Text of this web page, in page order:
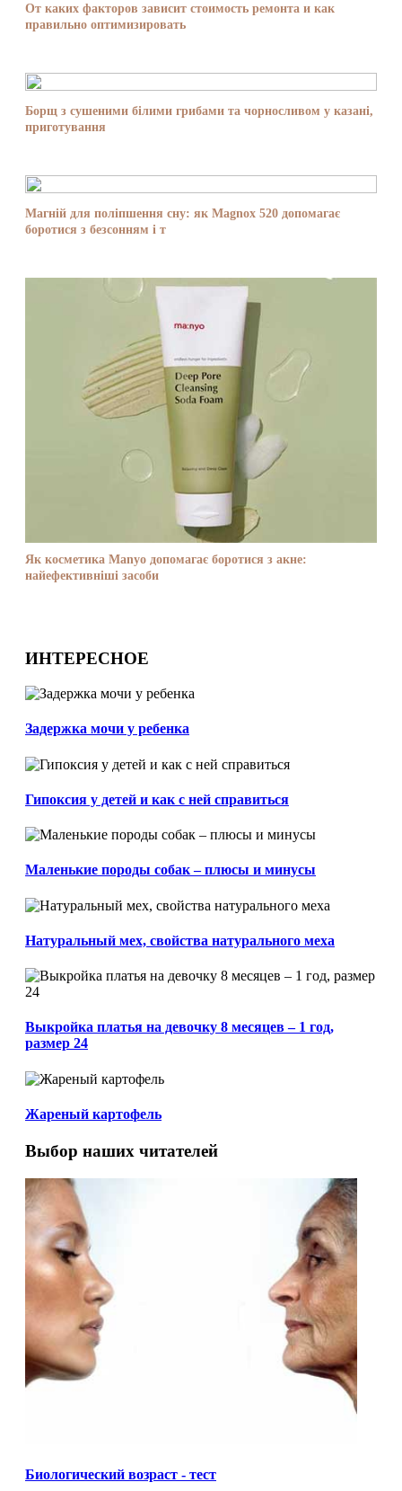
От каких факторов зависит стоимость ремонта и как
правильно оптимизировать
Борщ з сушеними білими грибами та чорносливом у казані,
приготування
Магній для поліпшення сну: як Magnox 520 допомагає
боротися з безсонням і т
Як косметика Manyo допомагає боротися з акне:
найефективніші засоби
ИНТЕРЕСНОЕ
Задержка мочи у ребенка
Гипоксия у детей и как с ней справиться
Маленькие породы собак – плюсы и минусы
Натуральный мех, свойства натурального меха
Выкройка платья на девочку 8 месяцев – 1 год,
размер 24
Жареный картофель
Выбор наших читателей
Биологический возраст - тест